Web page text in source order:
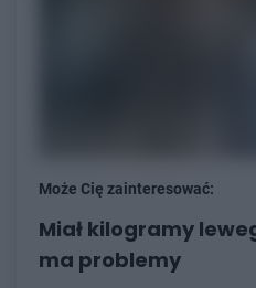
Może Cię zainteresować:
Miał kilogramy
ma problemy